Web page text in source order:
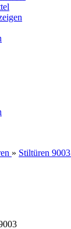
» Stiltüren 9003